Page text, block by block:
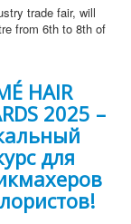
trade fair, will
from 6th to 8th of
HAIR
2025 –
для